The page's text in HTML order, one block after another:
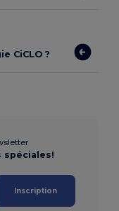
CiCLO ?
spéciales!
Inscription